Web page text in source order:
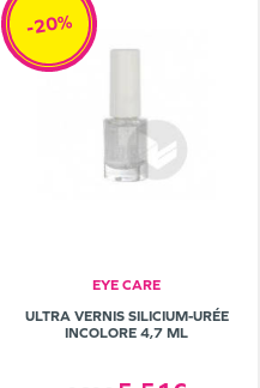
EYE CARE
ULTRA VERNIS SILICIUM-URÉE
INCOLORE 4,7 ML
-20%